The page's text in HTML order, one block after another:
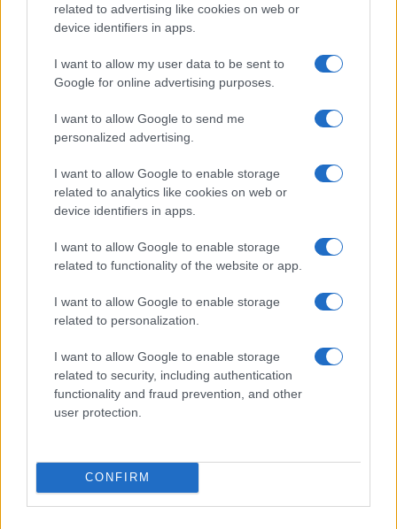
related to advertising like cookies on web or
device identifiers in apps.
I want to allow my user data to be sent to
Google for online advertising purposes.
I want to allow Google to send me
personalized advertising.
I want to allow Google to enable storage
related to analytics like cookies on web or
device identifiers in apps.
I want to allow Google to enable storage
related to functionality of the website or app.
I want to allow Google to enable storage
related to personalization.
I want to allow Google to enable storage
related to security, including authentication
functionality and fraud prevention, and other
user protection.
CONFIRM
concorso raggi
ARTICOLI CORRELATI
Riaprono i Giardini di via Sannio, la soddisfazione
della Raggi
La Raggi al M5S: “Si voti la mia ricandidatura a
sindaco”